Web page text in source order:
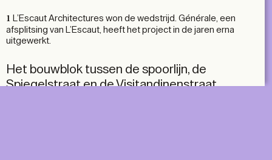
1 L’Escaut Architectures won de wedstrijd. Générale, een
afsplitsing van L’Escaut, heeft het project in de jaren erna
uitgewerkt.
Het bouwblok tussen de spoorlijn, de
Spiegelstraat en de Visitandinenstraat